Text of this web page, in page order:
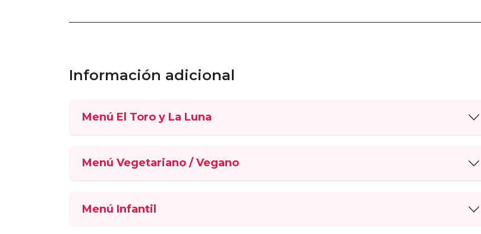
Información adicional
Menú El Toro y La Luna
Menú Vegetariano / Vegano
Menú Infantil